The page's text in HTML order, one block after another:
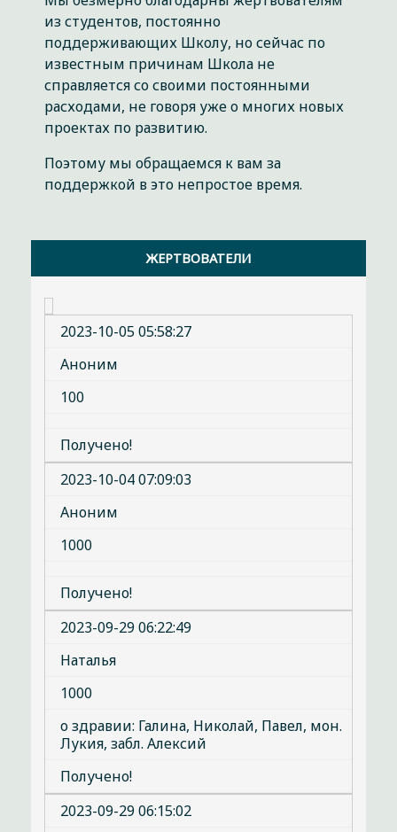
из студентов, постоянно
поддерживающих Школу, но сейчас по
известным причинам Школа не
справляется со своими постоянными
расходами, не говоря уже о многих новых
проектах по развитию.
Поэтому мы обращаемся к вам за
поддержкой в это непростое время.
ЖЕРТВОВАТЕЛИ
2023-10-05 05:58:27
Аноним
100
Получено!
2023-10-04 07:09:03
Аноним
1000
Получено!
2023-09-29 06:22:49
Наталья
1000
о здравии: Галина, Николай, Павел, мон.
Лукия, забл. Алексий
Получено!
2023-09-29 06:15:02